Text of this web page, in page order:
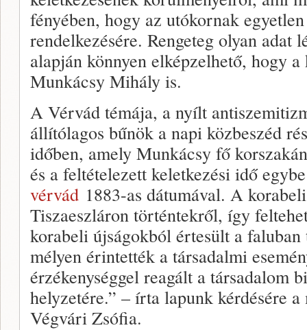
fényében, hogy az utókornak
rendelkezésére. Rengeteg olyan adat
alapján könnyen elképzelhető, hogy
Munkácsy Mihály is.
A Vérvád témája, a nyílt
állítólagos bűnök a napi közbeszéd
időben, amely Munkácsy fő
és a feltételezett keletkezési idő
vérvád 1883-as dátumával. A
Tiszaeszláron történtekről, így
korabeli újságokból értesült a
mélyen érintették a társadalmi
érzékenységgel reagált a társadalom
helyzetére.” – írta lapunk kérdésére
Végvári Zsófia.